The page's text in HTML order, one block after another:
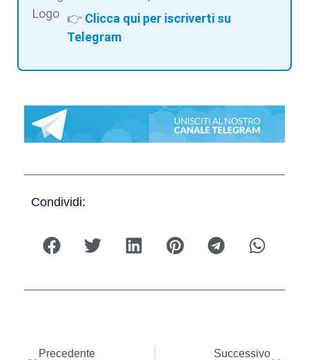
👉 Clicca qui per iscriverti su
Telegram
Condividi:
Precedente Successivo